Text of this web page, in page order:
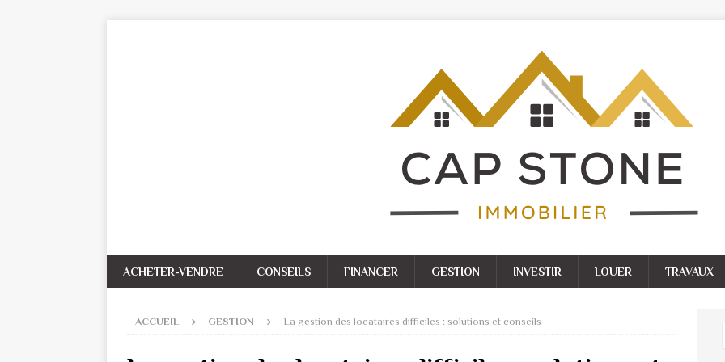
ACHETER-VENDRE CONSEILS FINANCER GESTION INVESTIR LOUER TRAVAUX
ACCUEIL GESTION La gestion des locataires difficiles : solutions et conseils